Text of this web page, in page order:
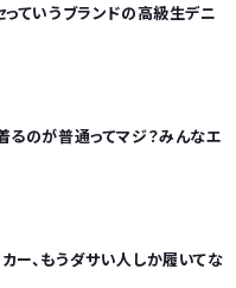
っていうブランドの高級生デニ
るのが普通ってマジ？みんなエ
ー、もうダサい人しか履いてな